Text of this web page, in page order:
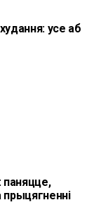
усе аб
паняцце,